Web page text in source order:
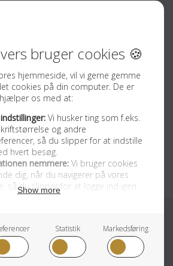
Sociale medier
Facebook
Instagram
Youtube
Handelsbetingelser